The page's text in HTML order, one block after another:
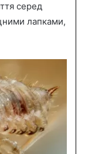
серед
лапками,